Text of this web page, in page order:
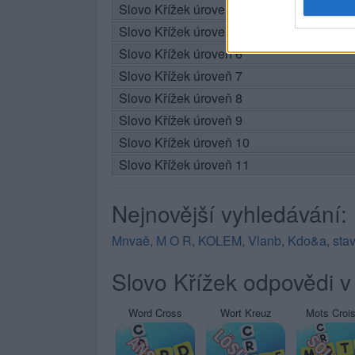
Slovo Křížek úroveň 4
Slovo Křížek úroveň 5
Slovo Křížek úroveň 6
Slovo Křížek úroveň 7
Slovo Křížek úroveň 8
Slovo Křížek úroveň 9
Slovo Křížek úroveň 10
Slovo Křížek úroveň 11
Nejnovější vyhledávání:
Mnvaě, M O R, KOLEM, Vlanb, Kdo&a,
Slovo Křížek odpovědi
Word Cross Wort Kreuz Mots